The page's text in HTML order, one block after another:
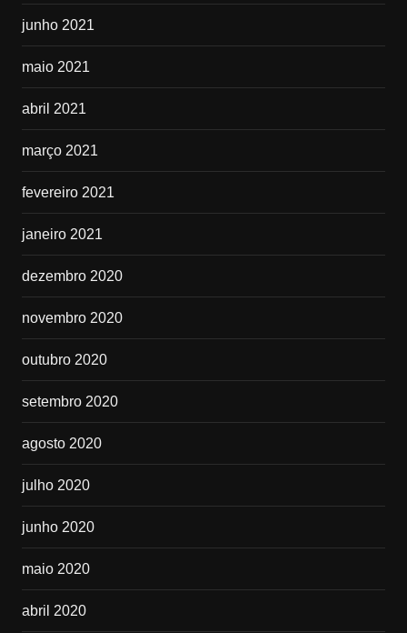
junho 2021
maio 2021
abril 2021
março 2021
fevereiro 2021
janeiro 2021
dezembro 2020
novembro 2020
outubro 2020
setembro 2020
agosto 2020
julho 2020
junho 2020
maio 2020
abril 2020